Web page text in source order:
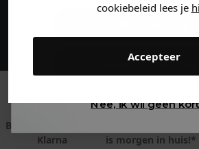
cookiebeleid lees je
Accepteer
Maak een account aan en
korting op je eerste
Betaal achteraf met
Klarna
is morgen in huis!*
Gewoon rondkijken
Nee, ik wil geen